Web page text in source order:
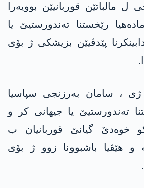
مالباتێن قوربانیێن بوویەرا
رێخستنا تەندورستیێ یا
پێدڤیێن بزیشکی ژ بۆی
، سامان بەرزنجی سپاسیا
تەندورستیێ یا جیھانی کر و
گیانێ قوربانیان ب
ھێڤیا باشبوونا زوو ژ بۆی